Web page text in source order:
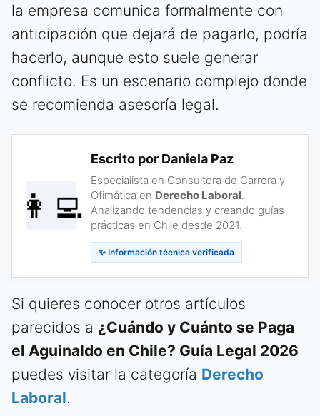
la empresa comunica formalmente con
anticipación que dejará de pagarlo, podría
hacerlo, aunque esto suele generar
conflicto. Es un escenario complejo donde
se recomienda asesoría legal.
👩‍💻
Escrito por Daniela Paz
Especialista en Consultora de Carrera y
Ofimática en Derecho Laboral.
Analizando tendencias y creando guías
prácticas en Chile desde 2021.
✨ Información técnica verificada
Si quieres conocer otros artículos
parecidos a ¿Cuándo y Cuánto se Paga
el Aguinaldo en Chile? Guía Legal 2026
puedes visitar la categoría Derecho
Laboral.